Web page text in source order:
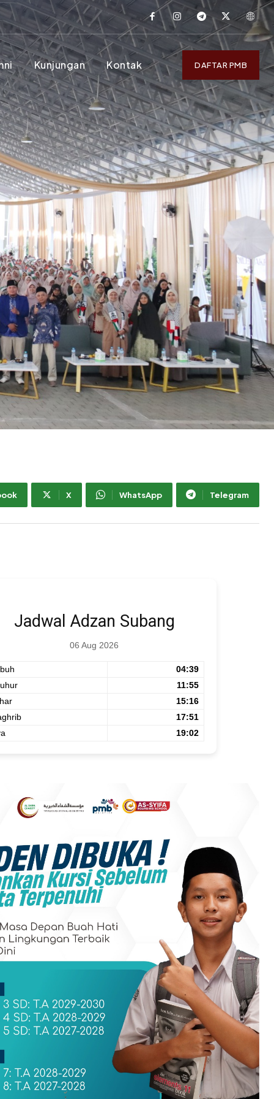
Kunjungan Kontak DAFTAR PMB
X WhatsApp Telegram
Jadwal Adzan Subang
06 Aug 2026
04:39
11:55
15:16
17:51
19:02